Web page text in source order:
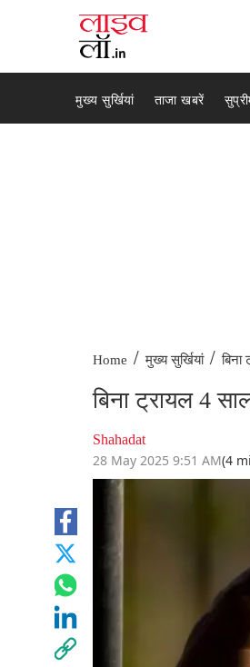
मुख्य सुर्खियां ताजा खबरें
Home / मुख्य सुर्खियां /
बिना ट्रायल 4
Shahadat
28 May 2025 9:51 AM(4